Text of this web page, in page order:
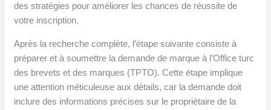
des stratégies pour améliorer les chances de réussite de
votre inscription.
Après la recherche complète, l’étape suivante consiste à
préparer et à soumettre la demande de marque à l’Office turc
des brevets et des marques (TPTO). Cette étape implique
une attention méticuleuse aux détails, car la demande doit
inclure des informations précises sur le propriétaire de la